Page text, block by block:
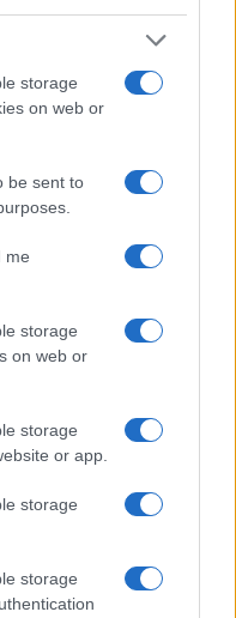
storage
on web or
be sent to
me
storage
on web or
storage
or app.
storage
storage